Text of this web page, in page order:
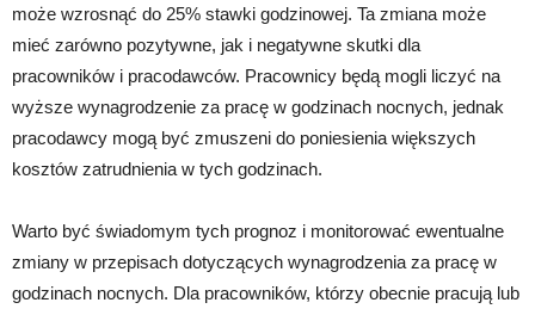
może wzrosnąć do 25% stawki godzinowej. Ta zmiana może
mieć zarówno pozytywne, jak i negatywne skutki dla
pracowników i pracodawców. Pracownicy będą mogli liczyć na
wyższe wynagrodzenie za pracę w godzinach nocnych, jednak
pracodawcy mogą być zmuszeni do poniesienia większych
kosztów zatrudnienia w tych godzinach.
Warto być świadomym tych prognoz i monitorować ewentualne
zmiany w przepisach dotyczących wynagrodzenia za pracę w
godzinach nocnych. Dla pracowników, którzy obecnie pracują lub